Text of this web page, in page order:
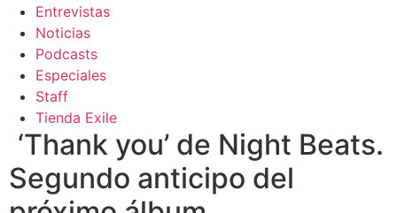
Entrevistas
Noticias
Podcasts
Especiales
Staff
Tienda Exile
‘Thank you’ de Night Beats.
Segundo anticipo del